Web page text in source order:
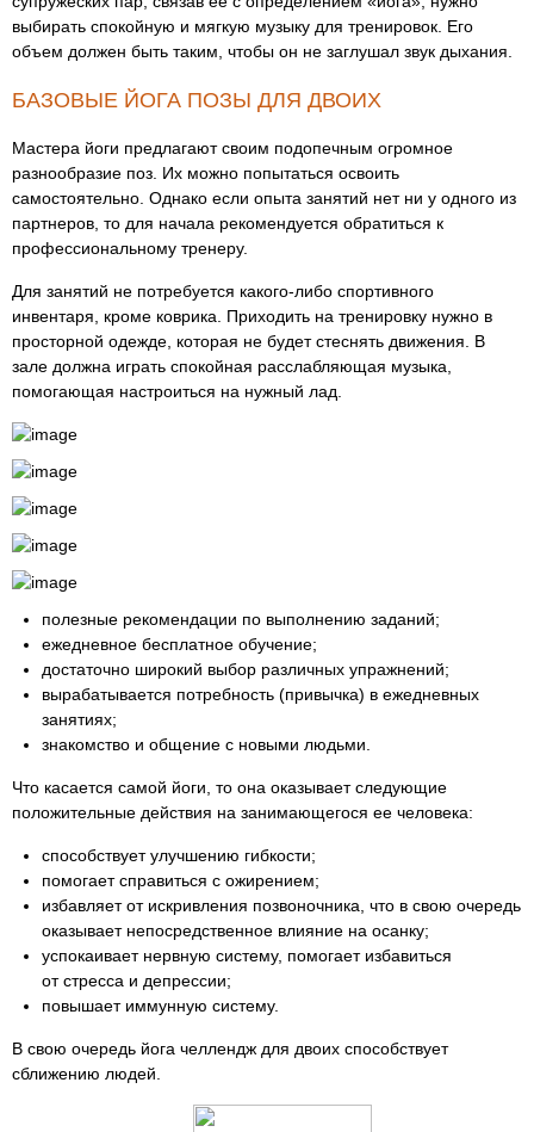
выбирать спокойную и мягкую музыку для тренировок. Его
объем должен быть таким, чтобы он не заглушал звук дыхания.
БАЗОВЫЕ ЙОГА ПОЗЫ ДЛЯ ДВОИХ
Мастера йоги предлагают своим подопечным огромное
разнообразие поз. Их можно попытаться освоить
самостоятельно. Однако если опыта занятий нет ни у одного из
партнеров, то для начала рекомендуется обратиться к
профессиональному тренеру.
Для занятий не потребуется какого-либо спортивного
инвентаря, кроме коврика. Приходить на тренировку нужно в
просторной одежде, которая не будет стеснять движения. В
зале должна играть спокойная расслабляющая музыка,
помогающая настроиться на нужный лад.
полезные рекомендации по выполнению заданий;
ежедневное бесплатное обучение;
достаточно широкий выбор различных упражнений;
вырабатывается потребность (привычка) в ежедневных
занятиях;
знакомство и общение с новыми людьми.
Что касается самой йоги, то она оказывает следующие
положительные действия на занимающегося ее человека:
способствует улучшению гибкости;
помогает справиться с ожирением;
избавляет от искривления позвоночника, что в свою очередь
оказывает непосредственное влияние на осанку;
успокаивает нервную систему, помогает избавиться
от стресса и депрессии;
повышает иммунную систему.
В свою очередь йога челлендж для двоих способствует
сближению людей.